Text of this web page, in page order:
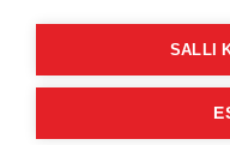
Käyttöehdot
Verkkoselailun
SALLI